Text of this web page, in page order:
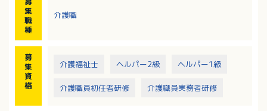
集
職
種
介護職
募
集
資
格
介護福祉士 ヘルパー2級 ヘルパー1級
介護職員初任者研修 介護職員実務者研修